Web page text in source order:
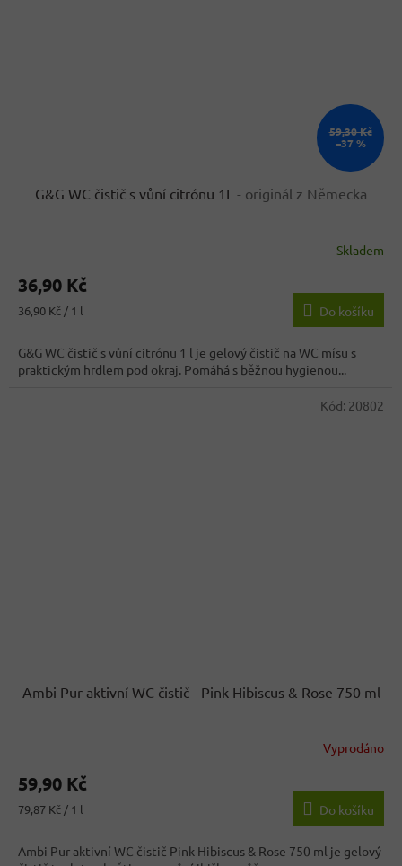
59,30 Kč
–37 %
G&G WC čistič s vůní citrónu 1L - originál z Německa
produktu
4,2
5
hvězdiček.
Skladem
36,90 Kč
Měrná
36,90 Kč / 1 l Do košíku
G&G WC čistič s vůní citrónu 1 l je gelový čistič na WC mísu s
praktickým hrdlem pod okraj. Pomáhá s běžnou hygienou...
Ambi Pur aktivní WC čistič - Pink Hibiscus & Rose 750 ml
produktu
4,3
5
Vyprodáno
59,90 Kč
Měrná
79,87 Kč / 1 l Do košíku
Ambi Pur aktivní WC čistič Pink Hibiscus & Rose 750 ml je gelový
Kód: 20802